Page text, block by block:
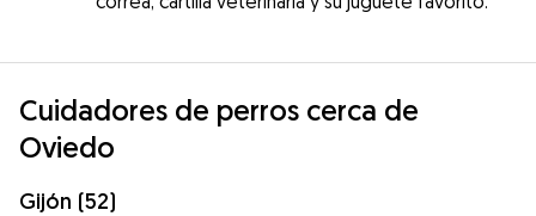
Cuidadores de perros cerca de
Oviedo
Gijón (52)